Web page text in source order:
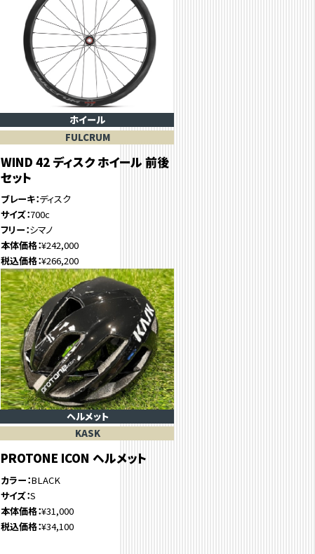
ホイール
FULCRUM
WIND 42 ディスク ホイール 前後
セット
ブレーキ ディスク
サイズ 700c
フリー シマノ
本体価格 ¥242,000
税込価格 ¥266,200
ヘルメット
KASK
PROTONE ICON ヘルメット
カラー BLACK
サイズ S
本体価格 ¥31,000
税込価格 ¥34,100